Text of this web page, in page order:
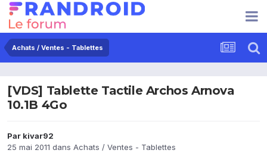
Achats / Ventes - Tablettes
[VDS] Tablette Tactile Archos Arnova
10.1B 4Go
Par kivar92
25 mai 2011 dans Achats / Ventes - Tablettes